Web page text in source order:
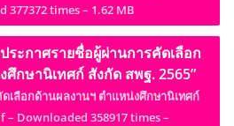
377372 times – 1.62 MB
ระกาศรายชื่อผู้ผ่านการคัดเลือก
กษานิเทศก์ สังกัด สพฐ. 2565”
เลือกด้านผลงานฯ ตำแหน่งศึกษานิเทศก์
– Downloaded 358917 times –